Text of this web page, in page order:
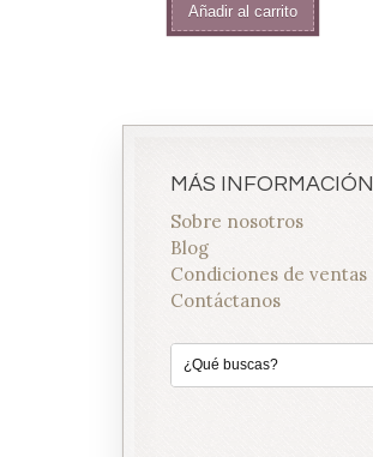
Añadir al carrito
MÁS INFORMACIÓN
Sobre nosotros
Blog
Condiciones de ventas
Contáctanos